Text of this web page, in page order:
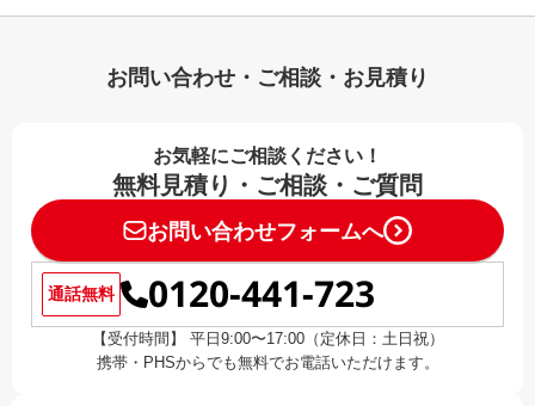
お問い合わせ・ご相談・お見積り
お気軽にご相談ください！
無料見積り・ご相談・ご質問
お問い合わせフォームへ
通話無料 0120-441-723
【受付時間】 平日9:00〜17:00（定休日：土日祝）
携帯・PHSからでも無料でお電話いただけます。